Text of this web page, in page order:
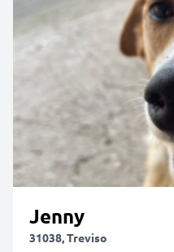
Jenny
31038, Treviso